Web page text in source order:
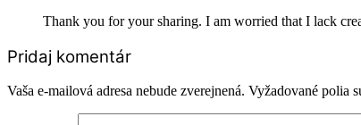
Thank you for your sharing. I am worried that I lack
Pridaj komentár
Vaša e-mailová adresa nebude zverejnená. Vyžadované polia